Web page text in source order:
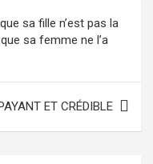
sa fille n’est pas la
sa femme ne l’a
ET CRÉDIBLE